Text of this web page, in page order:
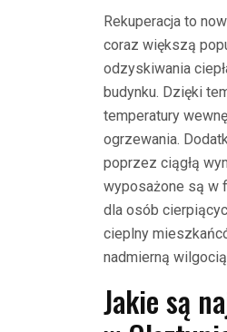
Rekuperacja to
coraz większą
odzyskiwania
budynku. Dzięki
temperatury
ogrzewania.
poprzez ciągłą
wyposażone są w
dla osób
cieplny
nadmierną
Jakie są